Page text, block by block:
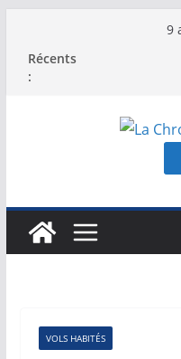
contenu
9
Récents
:
VOLS HABITÉS